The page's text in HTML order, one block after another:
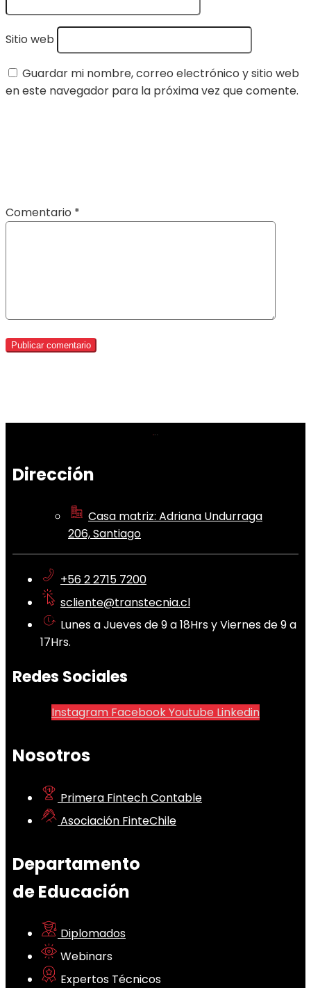
Sitio web
Guardar mi nombre, correo electrónico y sitio web
en este navegador para la próxima vez que comente.
Comentario *
Dirección
Casa matriz: Adriana Undurraga
206, Santiago
+56 2 2715 7200
scliente@transtecnia.cl
Lunes a Jueves de 9 a 18Hrs y Viernes de 9 a
17Hrs.
Redes Sociales
Instagram FacebookYoutube Linkedin
Nosotros
Primera Fintech Contable
Asociación FinteChile
Departamento
de Educación
Diplomados
Webinars
Expertos Técnicos